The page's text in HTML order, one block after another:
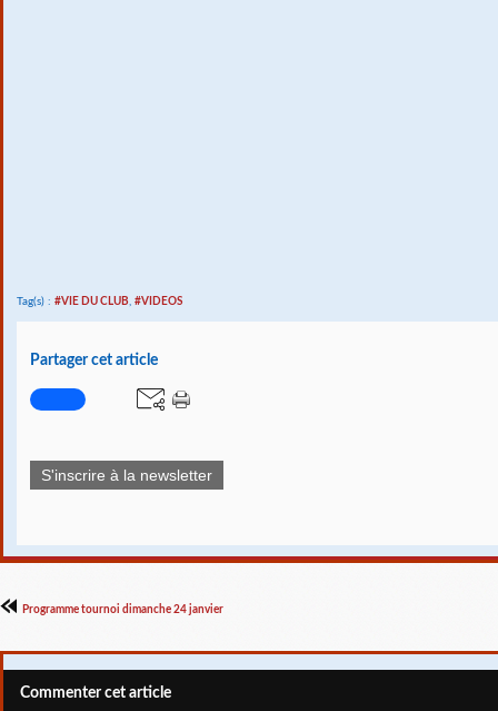
Tag(s) : #VIE DU CLUB, #VIDEOS
Partager cet article
S'inscrire à la newsletter
Programme tournoi dimanche 24 janvier
Commenter cet article